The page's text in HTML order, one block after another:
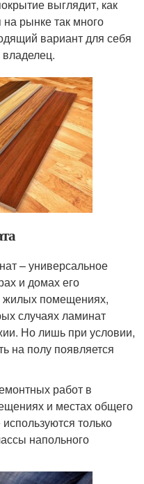
выглядит, как
на рынке так много
вариант для себя
– универсальное
и домах его
жилых помещениях,
случаях ламинат
Но лишь при условии,
на полу появляется
работ в
и местах общего
только
напольного